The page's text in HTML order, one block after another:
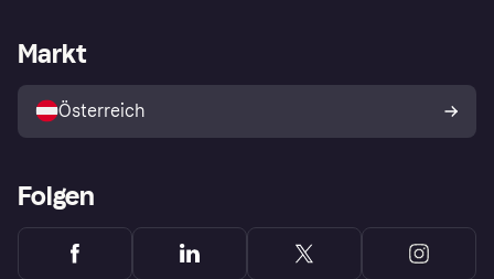
Shops entdecken
Händlerportal
Markt
Österreich
Folgen